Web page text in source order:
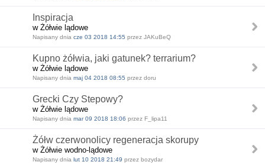
Inspiracja
w Żółwie lądowe
Napisany dnia cze 03 2018 14:55 przez JAKuBeQ
Kupno żółwia, jaki gatunek? terrarium?
w Żółwie lądowe
Napisany dnia maj 04 2018 08:55 przez doru
Grecki Czy Stepowy?
w Żółwie lądowe
Napisany dnia mar 09 2018 18:06 przez F_lipa11
Żółw czerwonolicy regeneracja skorupy
w Żółwie wodno-lądowe
Napisany dnia lut 10 2018 21:49 przez bozydar